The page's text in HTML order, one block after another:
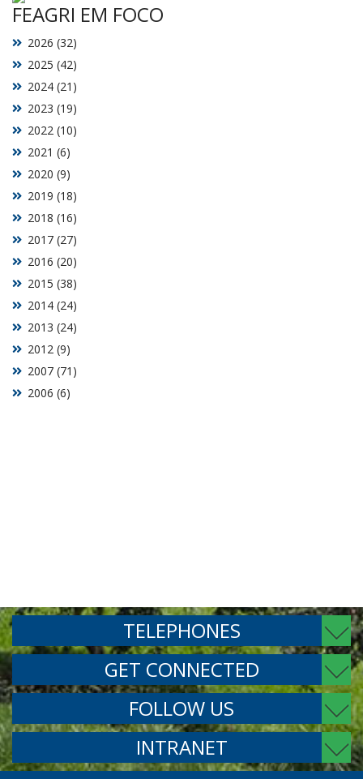
FEAGRI EM FOCO
2006 (6)
2007 (71)
2012 (9)
2013 (24)
2014 (24)
2015 (38)
2016 (20)
2017 (27)
2018 (16)
2019 (18)
2020 (9)
2021 (6)
2022 (10)
2023 (19)
2024 (21)
2025 (42)
2026 (32)
TELEPHONES
GET CONNECTED
FOLLOW US
INTRANET